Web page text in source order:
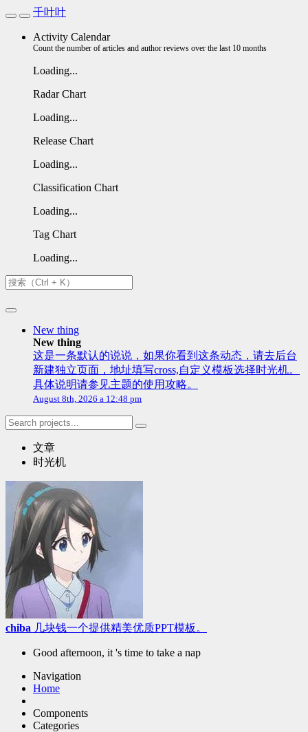
千叶叶
Activity Calendar
Count the number of articles and author reviews over the last 10 months
Loading...
Radar Chart
Loading...
Release Chart
Loading...
Classification Chart
Loading...
Tag Chart
Loading...
New thing
New thing
这是一条默认的说说，如果你看到这条动态，请去后台
新建独立页面，地址填写cross,自定义模板选择时光机。
具体说明请参见主题的使用攻略。
August 8th, 2026 a 12:48 pm
文章
时光机
chiba 几块钱一个提供精美优质PPT模板。
Good afternoon, it 's time to take a nap
Navigation
Home
Components
Categories